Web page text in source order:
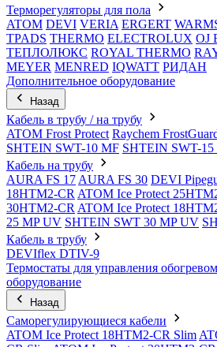
Терморегуляторы для пола
ATOM DEVI VERIA ERGERT
TPADS THERMO ELECTROLUX OJ
ТЕПЛОЛЮКС ROYAL THERMO
MEYER MENRED IQWATT РИДАН
Дополнительное оборудование
Назад
Кабель в трубу / на трубу
ATOM Frost Protect Raychem
SHTEIN SWT-10 MF SHTEIN SWT-15
Кабель на трубу
AURA FS 17 AURA FS 30 DEVI
18HTM2-CR ATOM Ice Protect
30HTM2-CR ATOM Ice Protect
25 MP UV SHTEIN SWT 30 MP UV
Кабель в трубу
DEVIflex DTIV-9
Термостаты для управления обогревом
оборудование
Назад
Саморегулирующиеся кабели
ATOM Ice Protect 18HTM2-CR Slim